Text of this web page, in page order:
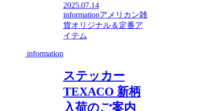
2025.07.14
informationアメリカン雑
貨オリジナル＆定番ア
イテム
information
ステッカー
TEXACO 新柄
入荷のご案内